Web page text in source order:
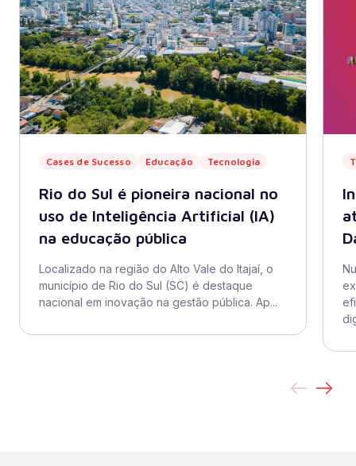
Cases de Sucesso Educação Tecnologia
Rio do Sul é pioneira nacional no
uso de Inteligência Artificial (IA)
na educação pública
Localizado na região do Alto Vale do Itajaí, o
município de Rio do Sul (SC) é destaque
nacional em inovação na gestão pública. Ap...